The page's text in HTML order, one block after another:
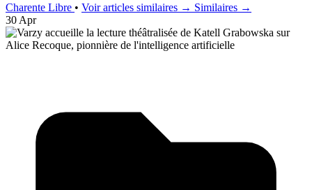
Charente Libre • Voir articles similaires → Similaires →
30 Apr